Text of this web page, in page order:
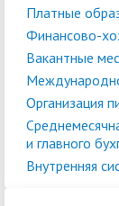
Платные
Финансово-
Вакантные
Организация
и главного
Внутренняя